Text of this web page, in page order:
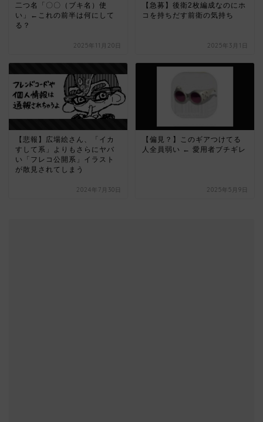
二つ名「〇〇（ブキ名）使
い」←これの前半は何にして
る？
2025年11月20日
【急募】後衛2枚編成なのにホ
コを持ちだす前衛の気持ち
2025年3月1日
【悲報】広場絵さん、「イカ
すして系」よりもさらにヤバ
い「フレコ公開系」イラスト
が散見されてしまう
2024年7月30日
【偏見？】このギアつけてる
人全員弱い ← 愛用者ブチギレ
2025年5月9日